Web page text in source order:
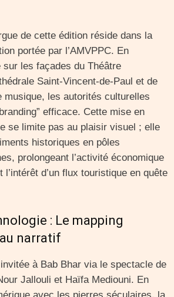
de cette édition réside dans la
portée par l’AMVPPC. En
sur les façades du Théâtre
Saint-Vincent-de-Paul et de
musique, les autorités culturelles
efficace. Cette mise en
se limite pas au plaisir visuel ; elle
historiques en pôles
prolongeant l’activité économique
d’un flux touristique en quête
: Le mapping
narratif
à Bab Bhar via le spectacle de
Jallouli et Haïfa Mediouni. En